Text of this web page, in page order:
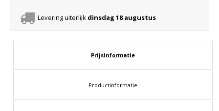
Levering uiterlijk dinsdag 18 augustus
Prijsinformatie
Productinformatie